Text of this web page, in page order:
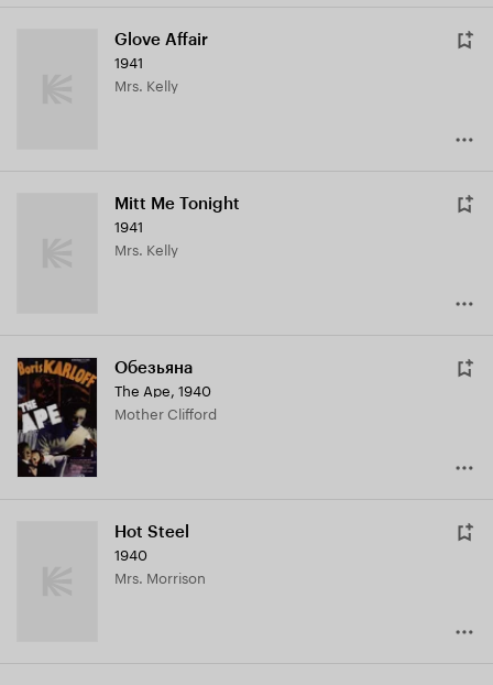
Glove Affair
1941
Mrs. Kelly
Mitt Me Tonight
1941
Mrs. Kelly
Обезьяна
The Ape, 1940
Mother Clifford
Hot Steel
1940
Mrs. Morrison